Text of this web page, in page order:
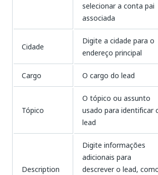
selecionar a conta pai
associada
Cidade
Digite a cidade para o
endereço principal
Cargo O cargo do lead
Tópico
O tópico ou assunto
usado para identificar
lead
Description
Digite informações
adicionais para
descrever o lead,